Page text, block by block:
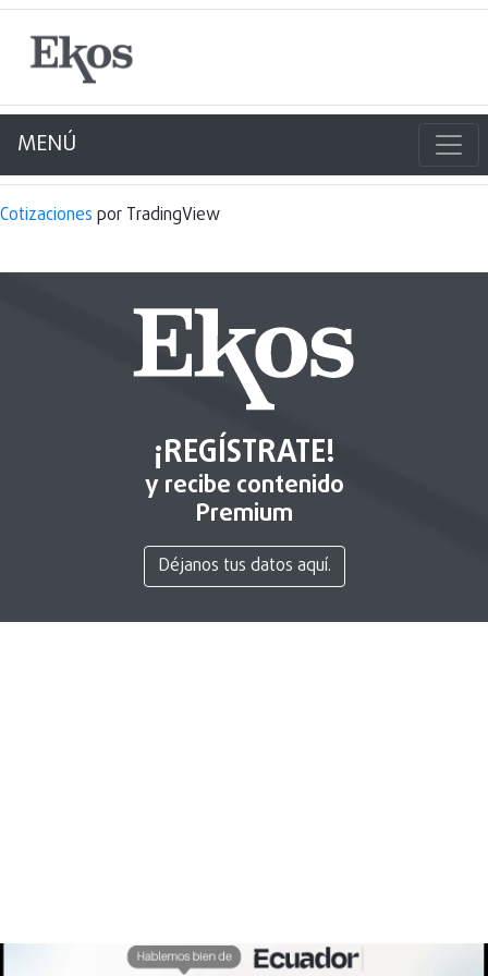
MENÚ
Cotizaciones por TradingView
¡REGÍSTRATE!
y recibe contenido
Premium
Déjanos tus datos aquí.